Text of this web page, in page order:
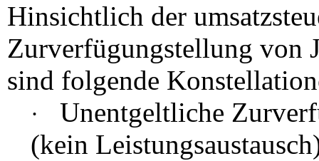
Hinsichtlich der
Zurverfügungstellung von
sind folgende
·
Unentgeltliche
(kein